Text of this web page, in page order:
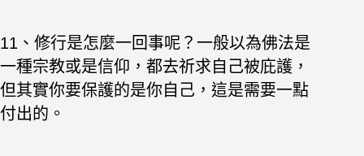
11、修行是怎麼一回事呢？一般以為佛法是
一種宗教或是信仰，都去祈求自己被庇護，
但其實你要保護的是你自己，這是需要一點
付出的。